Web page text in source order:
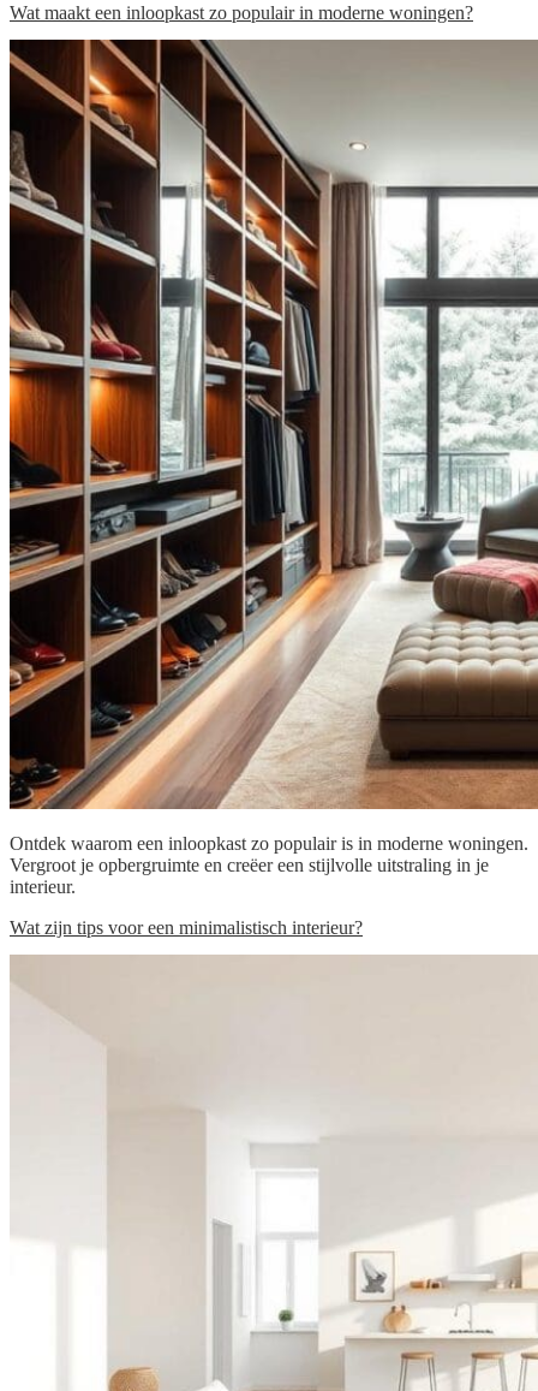
Wat maakt een inloopkast zo populair in moderne woningen?
Ontdek waarom een inloopkast zo populair is in moderne woningen.
Vergroot je opbergruimte en creëer een stijlvolle uitstraling in je
interieur.
Wat zijn tips voor een minimalistisch interieur?